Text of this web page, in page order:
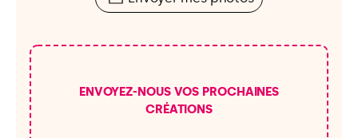
ENVOYEZ-NOUS VOS PROCHAINES
CRÉATIONS